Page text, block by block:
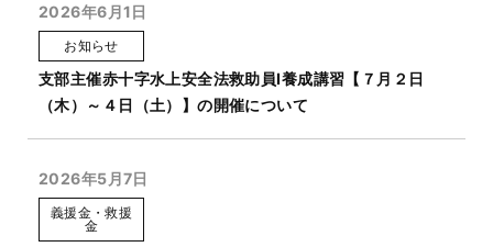
2026年6月1日
お知らせ
支部主催赤十字水上安全法救助員Ⅰ養成講習【７月２日
（木）～４日（土）】の開催について
2026年5月7日
義援金・救援
金